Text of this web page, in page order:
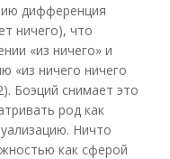
дифференция
ничего), что
«из ничего» и
«из ничего ничего
Боэций снимает это
род как
Ничто
как сферой